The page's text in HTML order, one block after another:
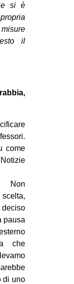
si è
il
come
Non
pausa
che
di uno